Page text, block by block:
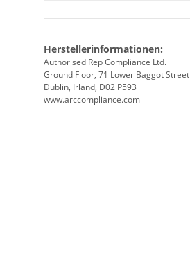
Herstellerinformationen:
Authorised Rep Compliance Ltd.
Ground Floor, 71 Lower Baggot Street
Dublin, Irland, D02 P593
www.arccompliance.com